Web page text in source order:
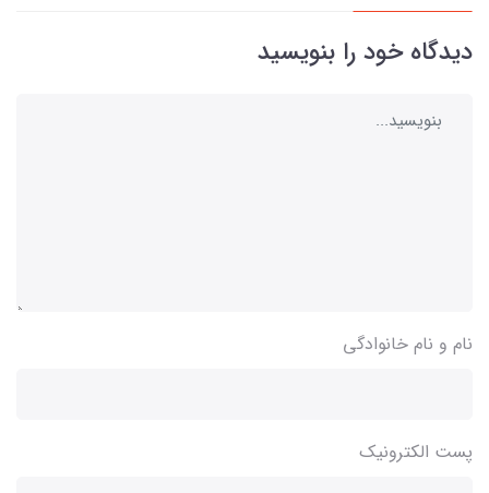
دیدگاه خود را بنویسید
نام و نام خانوادگی
پست الکترونیک